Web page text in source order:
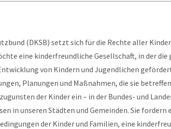
(DKSB) setzt sich für die Rechte aller
eine kinderfreundliche Gesellschaft, in der die
von Kindern und Jugendlichen
Planungen und Maßnahmen, die sie
der Kinder ein – in der Bundes- und
in unseren Städten und Gemeinden. Sie fordern
der Kinder und Familien, eine